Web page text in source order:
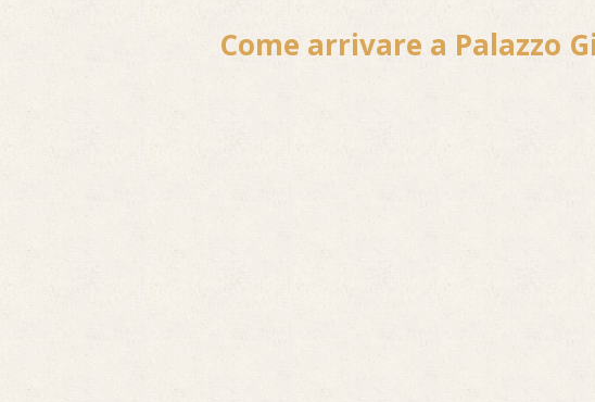
Come arrivare a Palazzo